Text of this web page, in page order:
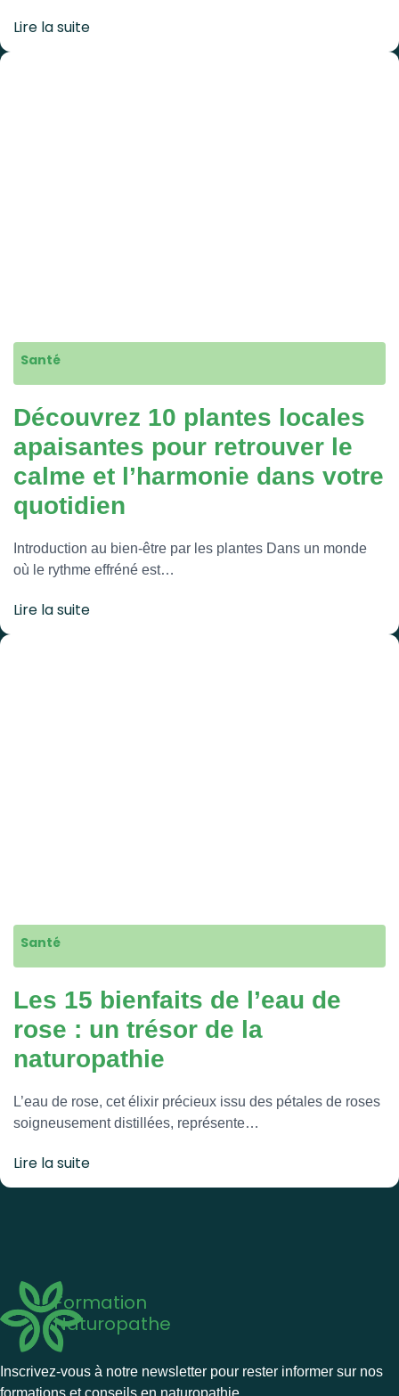
Lire la suite
Santé
Découvrez 10 plantes locales
apaisantes pour retrouver le
calme et l’harmonie dans votre
quotidien
Introduction au bien-être par les plantes Dans un monde
où le rythme effréné est…
Lire la suite
Santé
Les 15 bienfaits de l’eau de
rose : un trésor de la
naturopathie
L’eau de rose, cet élixir précieux issu des pétales de roses
soigneusement distillées, représente…
Lire la suite
Formation
Naturopathe
Inscrivez-vous à notre newsletter pour rester informer sur nos